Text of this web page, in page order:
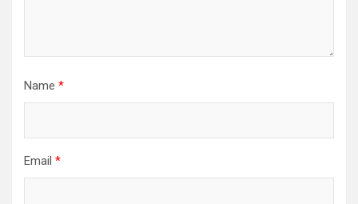
Name *
Email *